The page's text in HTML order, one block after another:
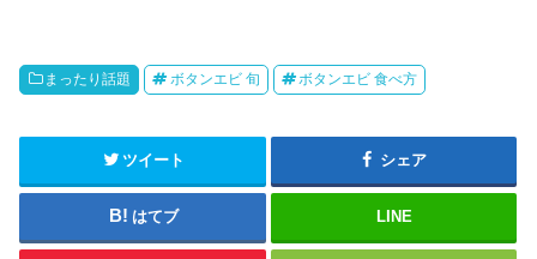
まったり話題 ボタンエビ 旬 ボタンエビ 食べ方
ツイート シェア
はてブ LINE